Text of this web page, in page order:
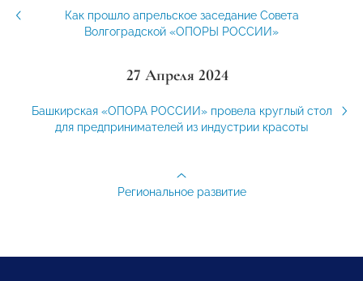
Как прошло апрельское заседание Совета
Волгоградской «ОПОРЫ РОССИИ»
27 Апреля 2024
Башкирская «ОПОРА РОССИИ» провела круглый стол
для предпринимателей из индустрии красоты
Региональное развитие